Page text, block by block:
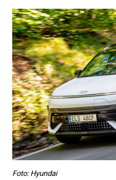
Foto: Hyundai